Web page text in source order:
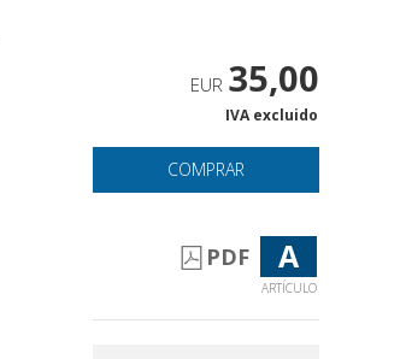
EUR 35,00
IVA excluido
COMPRAR
PDF A
ARTÍCULO